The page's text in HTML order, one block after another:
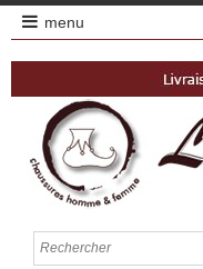
menu